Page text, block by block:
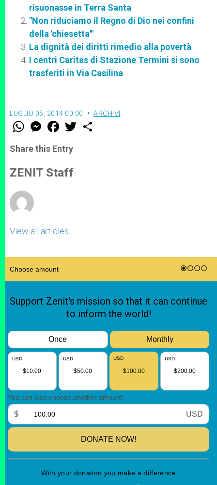
risuonasse in Terra Santa
"Non riduciamo il Regno di Dio nei confini
della 'chiesetta'"
La dignità dei diritti rimedio alla povertà
I centri Caritas di Stazione Termini si sono
trasferiti in Via Casilina
LUGLIO 05, 2014 00:00 ARCHIVI
W
t
s
p
p
M
e
s
e
g
e
F
a
e
b
o
k
w
Share this Entry
ZENIT Staff
View all articles